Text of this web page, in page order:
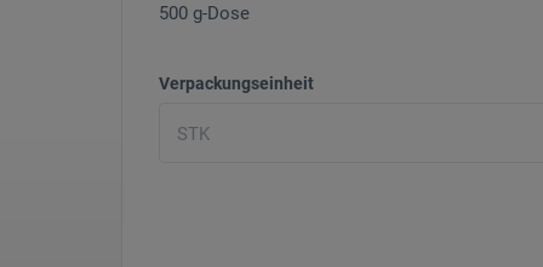
500 g-Dose
Verpackungseinheit